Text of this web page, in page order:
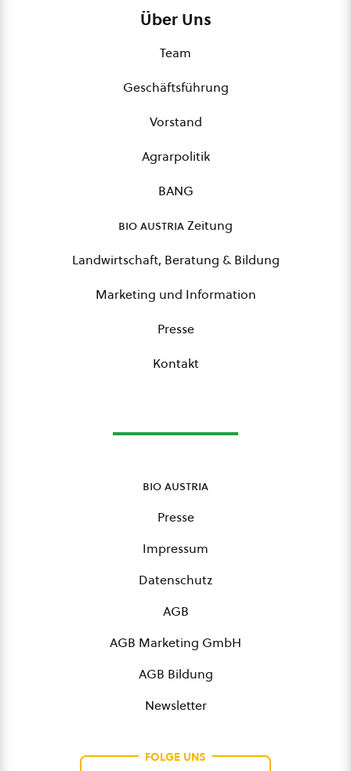
Über Uns
Team
Geschäftsführung
Vorstand
Agrarpolitik
BANG
bio austriaZeitung
Landwirtschaft, Beratung & Bildung
Marketing und Information
Presse
Kontakt
bio austria
Presse
Impressum
Datenschutz
AGB
AGB Marketing GmbH
AGB Bildung
Newsletter
FOLGE UNS